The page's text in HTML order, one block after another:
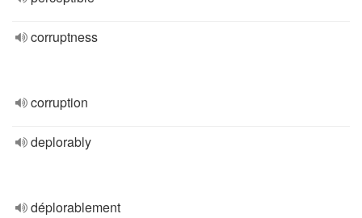
corruptness
corruption
deplorably
déplorablement